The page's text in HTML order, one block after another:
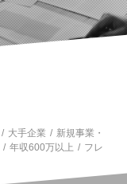
大手企業
新規事業・
年収600万以上
フレ